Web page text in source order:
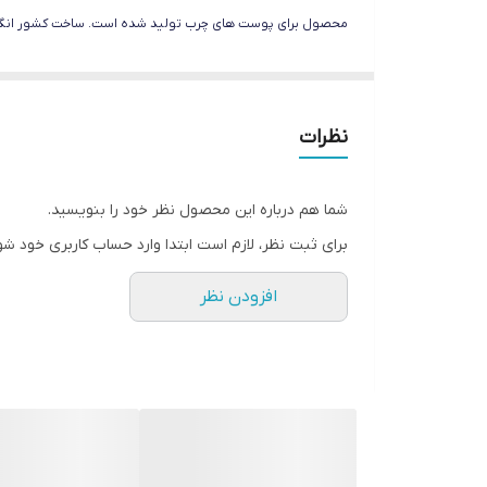
محصول برای پوست های چرب تولید شده است. ساخت کشور
نظرات
شما هم درباره این محصول نظر خود را بنویسید.
برای ثبت نظر، لازم است ابتدا وارد حساب کاربری خود
افزودن نظر